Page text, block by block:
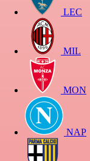
LEC
MIL
MON
NAP